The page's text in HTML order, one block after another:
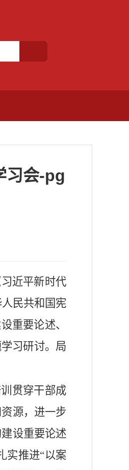
习会-pg
习近平新时代
人民共和国宪
重要论述、
习研讨。局
贯穿干部成
源，进一步
设重要论述
实推进“以案